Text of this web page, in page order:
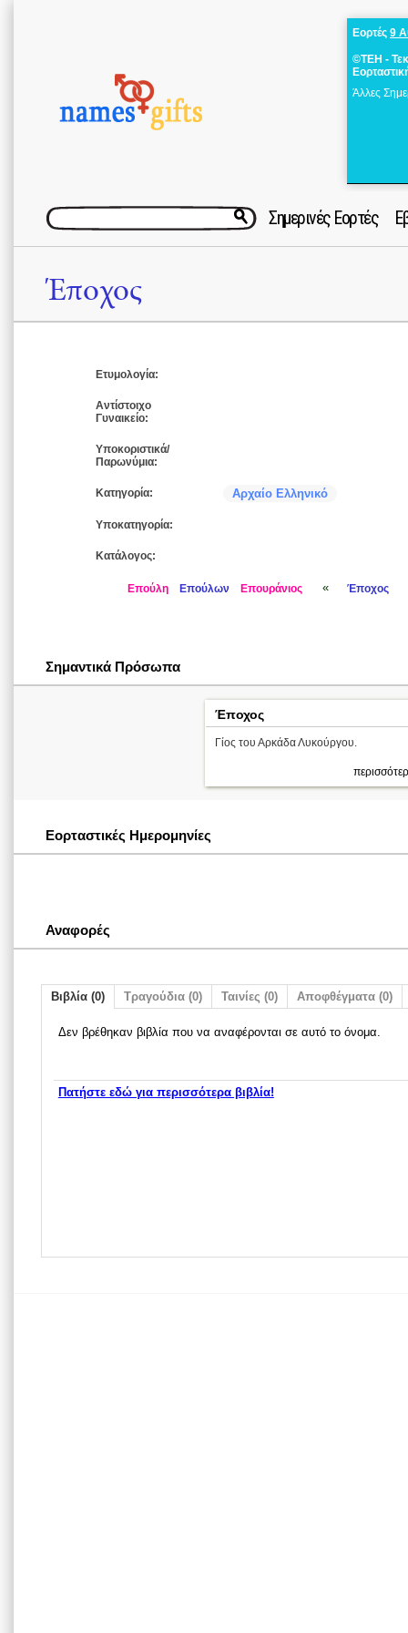
Εορτές 9
©ΤΕΗ -
Άλλες
Σημερινές Εορτές
Έποχος
Ετυμολογία:
Αντίστοιχο
Γυναικείο:
Υποκοριστικά/
Παρωνύμια:
Κατηγορία: Αρχαίο Ελληνικό
Υποκατηγορία:
Κατάλογος:
Επούλη Επούλων Επουράνιος « Έποχος
Σημαντικά Πρόσωπα
Έποχος
Γίος του Αρκάδα Λυκούργου.
Εορταστικές Ημερομηνίες
Αναφορές
Βιβλία (0) Τραγούδια (0) Ταινίες (0) Αποφθέγματα (0)
Δεν βρέθηκαν βιβλία που να αναφέρονται σε αυτό το όνομα.
Πατήστε εδώ για περισσότερα βιβλία!